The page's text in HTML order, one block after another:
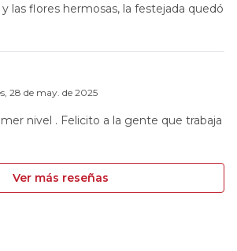
las flores hermosas, la festejada quedó
28 de may. de 2025
nivel . Felicito a la gente que trabaja
Ver más reseñas